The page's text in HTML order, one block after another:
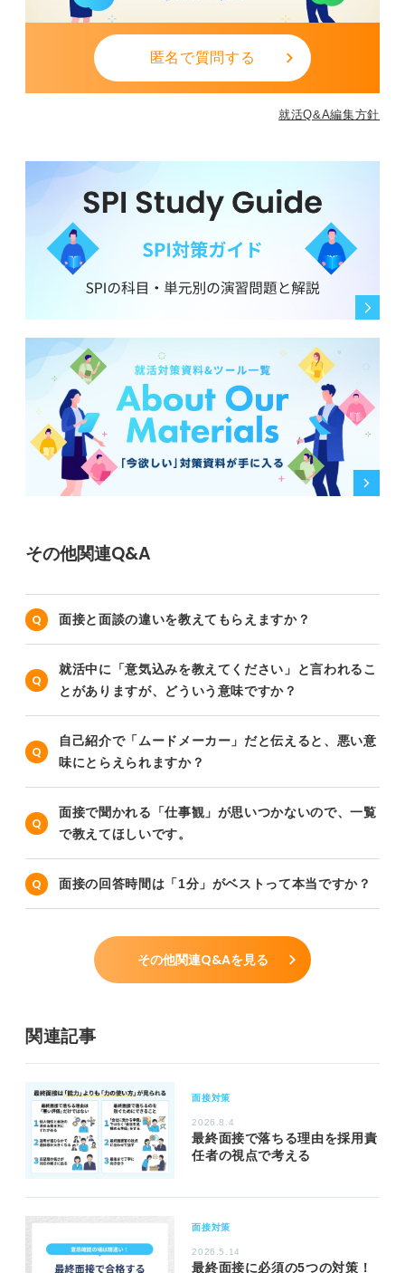
匿名で質問する
就活Q&A編集方針
その他関連Q&A
面接と面談の違いを教えてもらえますか？
就活中に「意気込みを教えてください」と言われるこ
とがありますが、どういう意味ですか？
自己紹介で「ムードメーカー」だと伝えると、悪い意
味にとらえられますか？
面接で聞かれる「仕事観」が思いつかないので、一覧
で教えてほしいです。
面接の回答時間は「1分」がベストって本当ですか？
その他関連Q&Aを見る
関連記事
面接対策
2026.8.4
最終面接で落ちる理由を採用責
任者の視点で考える
面接対策
2026.5.14
最終面接に必須の5つの対策！